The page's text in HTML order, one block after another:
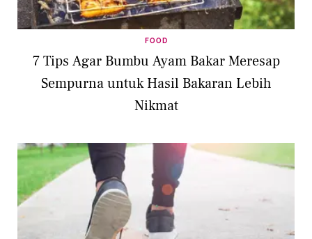
FOOD
7 Tips Agar Bumbu Ayam Bakar Meresap
Sempurna untuk Hasil Bakaran Lebih
Nikmat